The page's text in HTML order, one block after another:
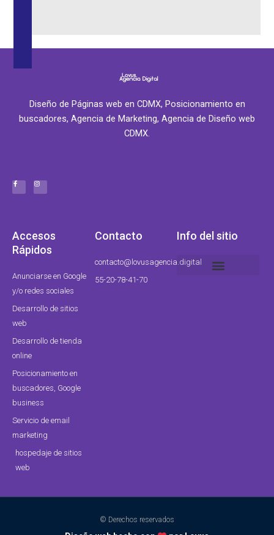
Diseño de Páginas web en CDMX, Posicionamiento en
buscadores, Agencia de Marketing, Agencia de Diseño web
CDMX.
c
b
s
a
Accesos
Rápidos
Anunciarse en Google
y/o redes sociales
Desarrollo de sitios
web
Desarrollo de tienda
online
Posicionamiento en
buscadores, Google
business
Servicio de email
marketing
hospedaje de sitios
web
Contacto
contacto@lovusagencia.digital
55-20-78-41-70
Info del sitio
© Derechos reservados